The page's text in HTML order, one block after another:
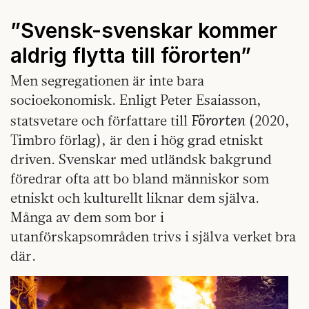
”Svensk-svenskar kommer
aldrig flytta till förorten”
Men segregationen är inte bara
socioekonomisk. Enligt Peter Esaiasson,
statsvetare och författare till Förorten (2020,
Timbro förlag), är den i hög grad etniskt
driven. Svenskar med utländsk bakgrund
föredrar ofta att bo bland människor som
etniskt och kulturellt liknar dem själva.
Många av dem som bor i
utanförskapsområden trivs i själva verket bra
där.